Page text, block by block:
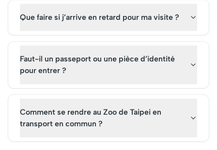
Que faire si j’arrive en retard pour ma visite ?
Faut-il un passeport ou une pièce d’identité
pour entrer ?
Comment se rendre au Zoo de Taipei en
transport en commun ?